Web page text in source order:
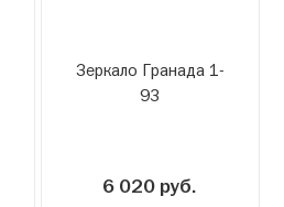
Зеркало Гранада 1-
93
6 020 руб.